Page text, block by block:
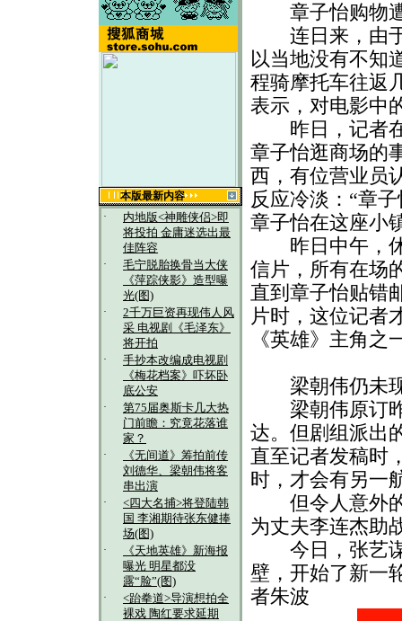
本版最新内容
·
内地版<神雕侠侣>即
将投拍 金庸迷选出最
佳阵容
·
毛宁脱胎换骨当大侠
《萍踪侠影》造型曝
光(图)
·
2千万巨资再现伟人风
采 电视剧《毛泽东》
将开拍
·
手抄本改编成电视剧
《梅花档案》吓坏卧
底公安
·
第75届奥斯卡几大热
门前瞻：究竟花落谁
家？
·
《无间道》筹拍前传
刘德华、梁朝伟将客
串出演
·
<四大名捕>将登陆韩
国 李湘期待张东健捧
场(图)
·
《天地英雄》新海报
曝光 明星都没
露“脸”(图)
·
<跆拳道>导演想拍全
裸戏 陶红要求延期
章子怡购物遭
连日来，由于
以当地没有不知
程骑摩托车往返
表示，对电影中
昨日，记者在
章子怡逛商场的
西，有位营业员
反应冷淡：“章
章子怡在这座小
昨日中午，休
信片，所有在场
直到章子怡贴错
片时，这位记者
《英雄》主角之
梁朝伟仍未现
梁朝伟原订昨
达。但剧组派出
直至记者发稿时
时，才会有另一
但令人意外的
为丈夫李连杰助
今日，张艺谋
壁，开始了新一
者朱波